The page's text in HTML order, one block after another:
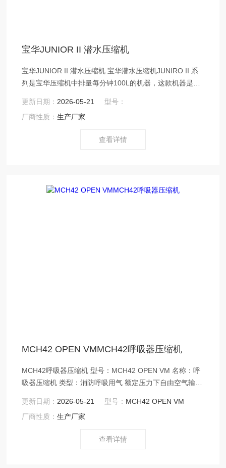
宝华JUNIOR II 潜水压缩机
宝华JUNIOR II 潜水压缩机 宝华潜水压缩机JUNIRO II 系
列是宝华压缩机中排量每分钟100L的机器，这款机器是国
更新日期： 2026-05-21
型号：
厂商性质：生产厂家
查看详情
MCH42 OPEN VMMCH42呼吸器压缩机
MCH42呼吸器压缩机 型号：MCH42 OPEN VM 名称：呼
吸器压缩机 类型：消防呼吸用气 额定压力下自由空气输出
调） 工作压(Bar g)：425
更新日期： 2026-05-21 型号： MCH42 OPEN VM
厂商性质：生产厂家
查看详情